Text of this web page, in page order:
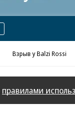
Взрыв у Balzi Rossi
правилами